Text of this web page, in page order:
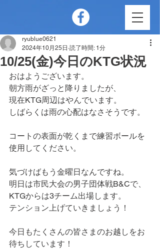
10/25(金)今日のKTG状況
ryublue0621
2024年10月25日 読了時間: 1分
おはようございます。
朝方雨がざっと降りましたが、
現在KTG周辺はやんでいます。
しばらくは雨の心配はなさそうです。
コートの表面が乾くまで練習ボールを
使用してください。
気づけばもう金曜日なんですね。
明日は市民大会の男子団体戦B&Cで、
KTGからは3チーム出場します。
テンション上げていきましょう！
今日もたくさんの皆さまのお越しをお
待ちしています！